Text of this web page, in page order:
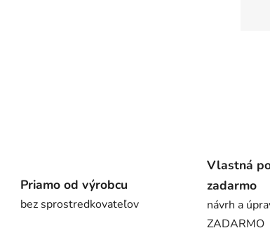
Priamo od výrobcu
bez sprostredkovateľov
Vlastná
zadarmo
návrh a
ZADARMO